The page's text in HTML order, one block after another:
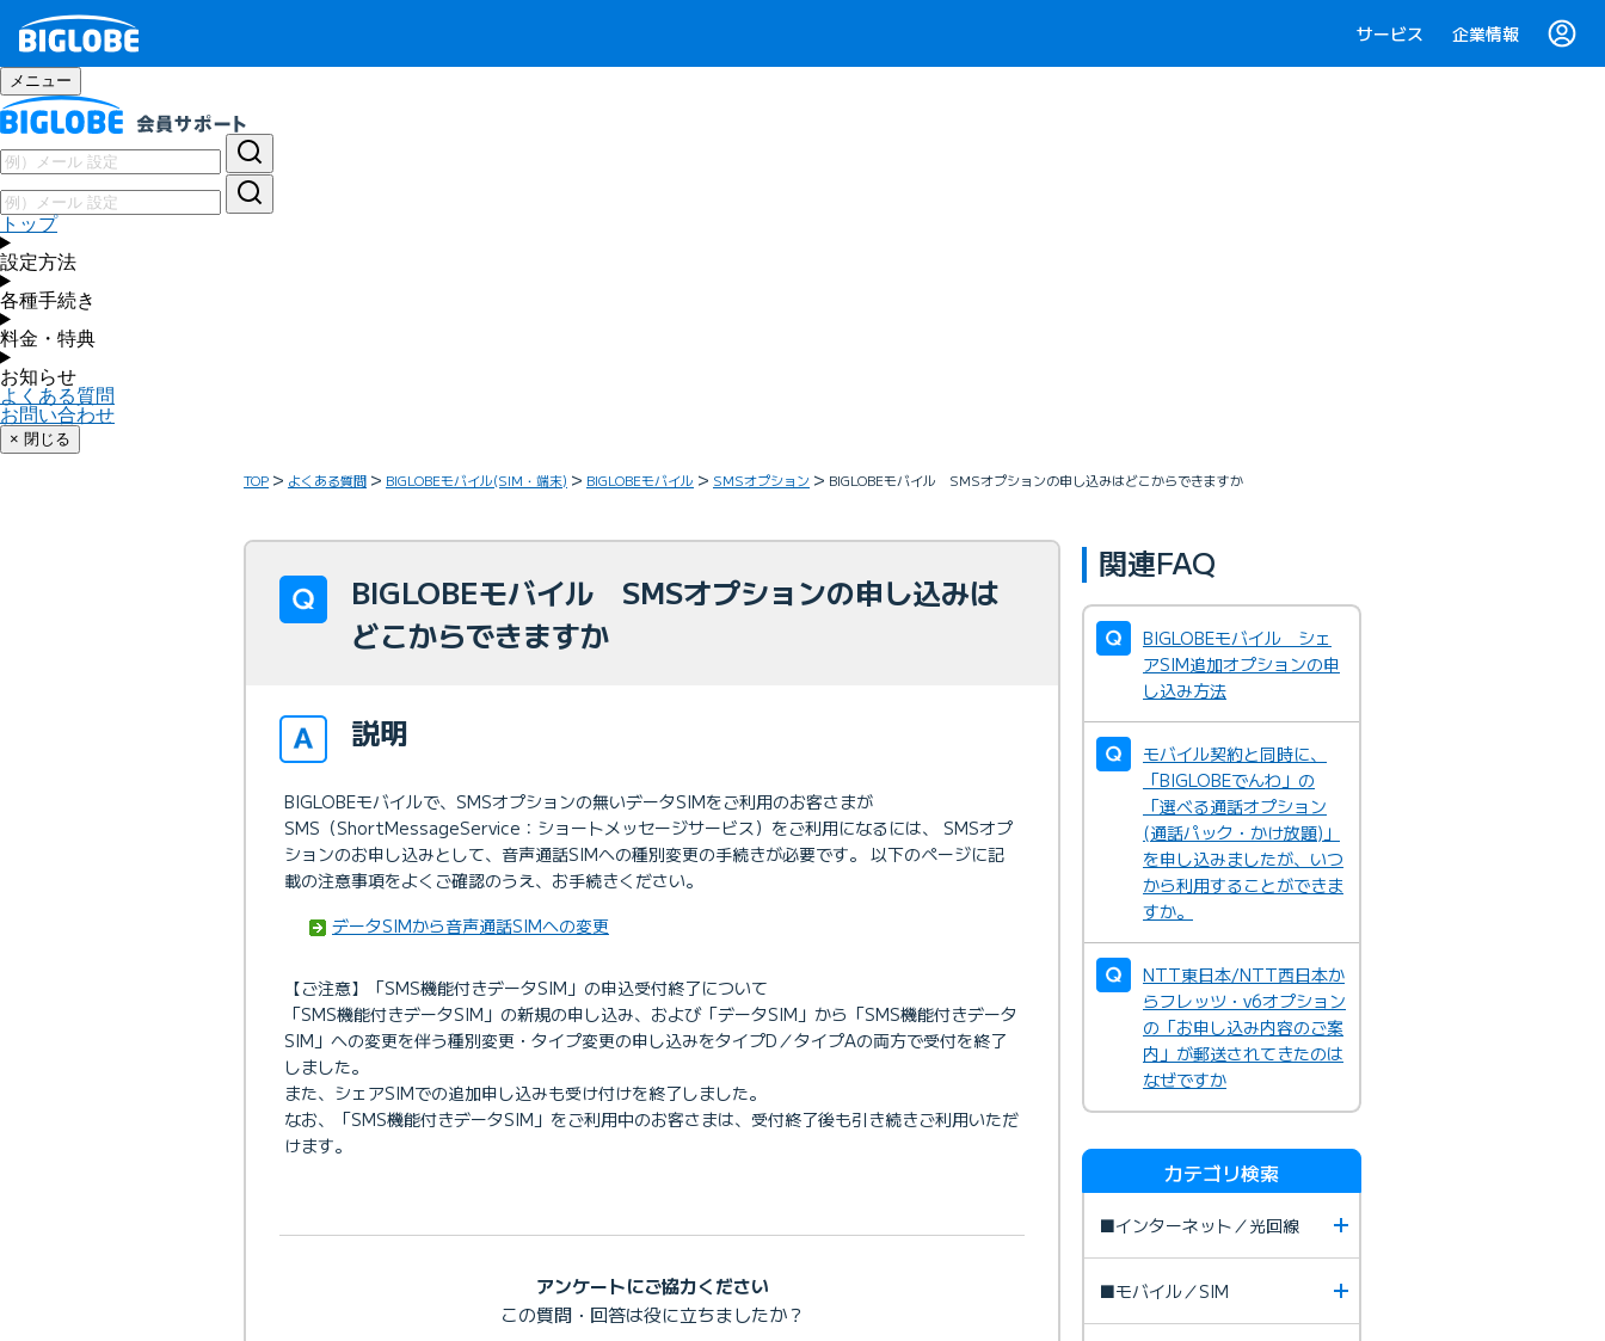
サービス 企業情報
メニュー
トップ
設定方法
各種手続き
料金・特典
お知らせ
よくある質問
お問い合わせ
× 閉じる
TOP よくある質問 BIGLOBEモバイル(SIM・端末) BIGLOBEモバイル SMSオプション BIGLOBEモバイル SMSオプションの申し込みはどこからできますか
BIGLOBEモバイル SMSオプションの申し込みは
どこからできますか
説明
BIGLOBEモバイルで、SMSオプションの無いデータSIMをご利用のお客さまが
SMS（ShortMessageService：ショートメッセージサービス）をご利用になるには、 SMSオプ
ションのお申し込みとして、音声通話SIMへの種別変更の手続きが必要です。 以下のページに記
載の注意事項をよくご確認のうえ、お手続きください。
データSIMから音声通話SIMへの変更
【ご注意】「SMS機能付きデータSIM」の申込受付終了について
「SMS機能付きデータSIM」の新規の申し込み、および「データSIM」から「SMS機能付きデータ
SIM」への変更を伴う種別変更・タイプ変更の申し込みをタイプD／タイプAの両方で受付を終了
しました。
また、シェアSIMでの追加申し込みも受け付けを終了しました。
なお、「SMS機能付きデータSIM」をご利用中のお客さまは、受付終了後も引き続きご利用いただ
けます。
アンケートにご協力ください
この質問・回答は役に立ちましたか？
関連FAQ
BIGLOBEモバイル シェ
アSIM追加オプションの申
し込み方法
モバイル契約と同時に、
「BIGLOBEでんわ」の
「選べる通話オプション
(通話パック・かけ放題)」
を申し込みましたが、いつ
から利用することができま
すか。
NTT東日本/NTT西日本か
らフレッツ・v6オプション
の「お申し込み内容のご案
内」が郵送されてきたのは
なぜですか
カテゴリ検索
■インターネット／光回線
■モバイル／SIM